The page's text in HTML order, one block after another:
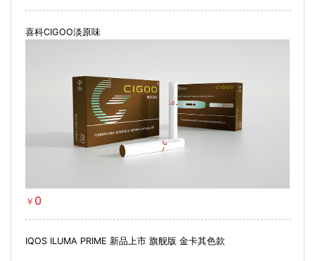
喜科CIGOO淡原味
￥ 0
IQOS ILUMA PRIME 新品上市 旗舰版 金卡其色款